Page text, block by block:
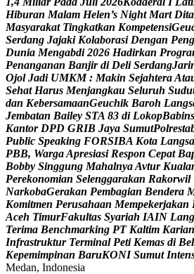
Hiburan Malam Helen’s Night Mart Dita
Masyarakat Tingkatkan KompetensiGeu
Serdang Jajaki Kolaborasi Dengan Peng
Dunia Mengabdi 2026 Hadirkan Progra
Penanganan Banjir di Deli SerdangJari
Ojol Jadi UMKM : Makin SejahteraAta
Sehat Harus Menjangkau Seluruh Sudu
dan KebersamaanGeuchik Baroh Langs
Jembatan Bailey STA 83 di LokopBabins
Kantor DPD GRIB Jaya SumutPolresta
Public Speaking FORSIBA Kota Langsa
PBB, WargaApresiasi Respon Cepat Ba
Bobby Singgung MahalnyaAvtur Kuala
Perekonomian Selenggarakan Rakorwil
NarkobaGerakan Pembagian Bendera
Komitmen Perusahaan Mempekerjakan
Aceh TimurFakultas Syariah IAIN Lang
Terima Benchmarking PT Kaltim Karian
Infrastruktur Terminal Peti Kemas di Bel
Kepemimpinan BaruKONI Sumut Inten
Medan, Indonesia